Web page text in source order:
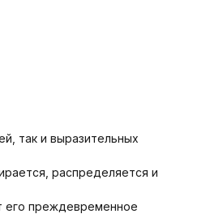
так и выразительных
распределяется и
его преждевременное